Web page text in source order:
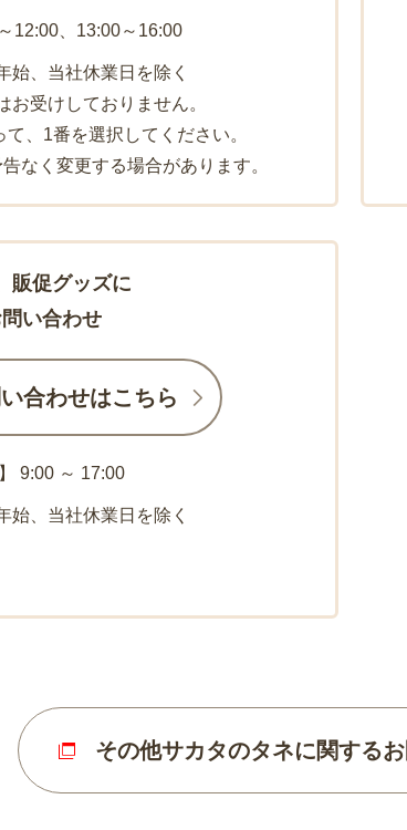
12:00、13:00～16:00
始、当社休業日を除く
受けしておりません。
、1番を選択してください。
なく変更する場合があります。
販促グッズに
い合わせ
合わせはこちら
9:00 ～ 17:00
始、当社休業日を除く
その他サカタのタネに関する